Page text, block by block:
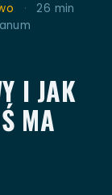
·
26 min
I JAK
MA